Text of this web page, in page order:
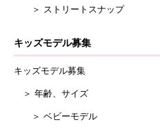
＞ ストリートスナップ
キッズモデル募集
キッズモデル募集
＞ 年齢、サイズ
＞ ベビーモデル